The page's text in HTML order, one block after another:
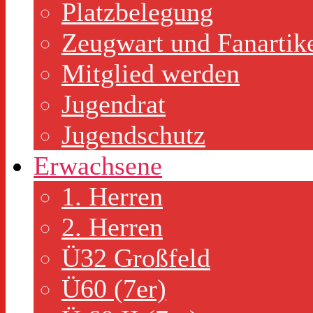
Platzbelegung
Zeugwart und
Mitglied werden
Jugendrat
Jugendschutz
Erwachsene
1. Herren
2. Herren
Ü32 Großfeld
Ü60 (7er)